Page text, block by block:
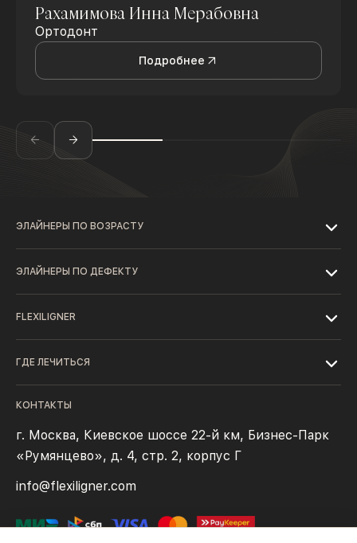
Рахамимова Инна Мерабовна
Ортодонт
Подробнее
ЭЛАЙНЕРЫ ПО ВОЗРАСТУ
ЭЛАЙНЕРЫ ПО ДЕФЕКТУ
FLEXILIGNER
ГДЕ ЛЕЧИТЬСЯ
КОНТАКТЫ
г. Москва, Киевское шоссе 22-й км, Бизнес-Парк
«Румянцево», д. 4, стр. 2, корпус Г
info@flexiligner.com